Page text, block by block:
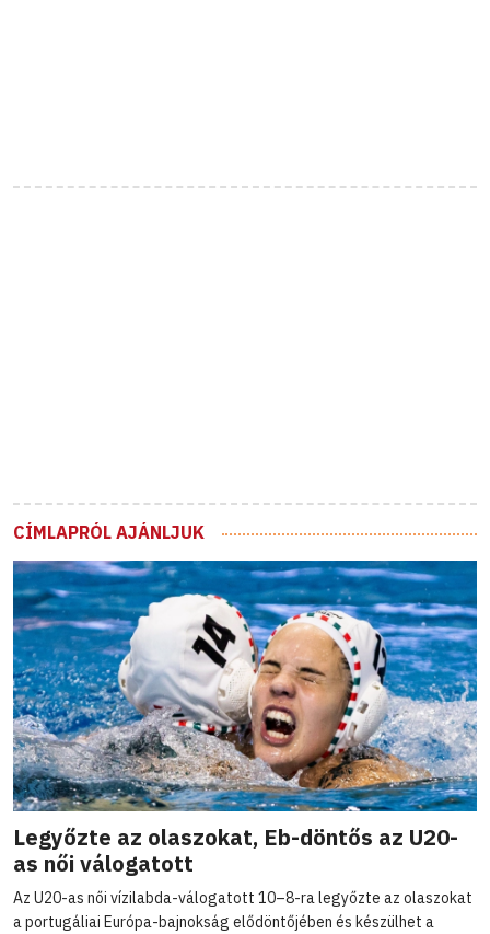
CÍMLAPRÓL AJÁNLJUK
Legyőzte az olaszokat, Eb-döntős az U20-
as női válogatott
Az U20-as női vízilabda-válogatott 10–8-ra legyőzte az olaszokat
a portugáliai Európa-bajnokság elődöntőjében és készülhet a